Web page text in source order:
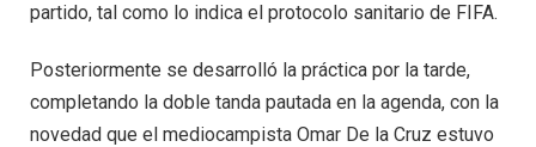
partido, tal como lo indica el protocolo sanitario de FIFA.
Posteriormente se desarrolló la práctica por la tarde,
completando la doble tanda pautada en la agenda, con la
novedad que el mediocampista Omar De la Cruz estuvo